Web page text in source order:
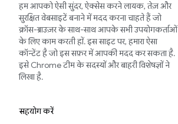
हम आपको ऐसी सुंदर, ऐक्सेस करने लायक, तेज़ और
सुरक्षित वेबसाइटें बनाने में मदद करना चाहते हैं जो
क्रॉस-ब्राउज़र के साथ-साथ आपके सभी उपयोगकर्ताओं
के लिए काम करती हों. इस साइट पर, हमारा ऐसा
कॉन्टेंट है जो इस सफ़र में आपकी मदद कर सकता है.
इसे Chrome टीम के सदस्यों और बाहरी विशेषज्ञों ने
लिखा है.
सहयोग करें